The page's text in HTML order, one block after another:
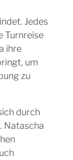
Jedes
Turnreise
ihre
um
zu
durch
Natascha